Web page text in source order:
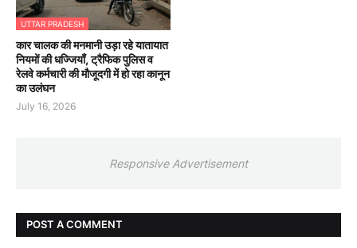
UTTAR PRADESH
कार चालक की मनमानी उड़ा रहे यातायात
नियमों की धज्जियाँ, ट्रैफिक पुलिस व
रेलवे कर्मचारी की मौजूदगी में हो रहा कानून
का उलंघन
July 16, 2026
Responsive Advertisement
POST A COMMENT